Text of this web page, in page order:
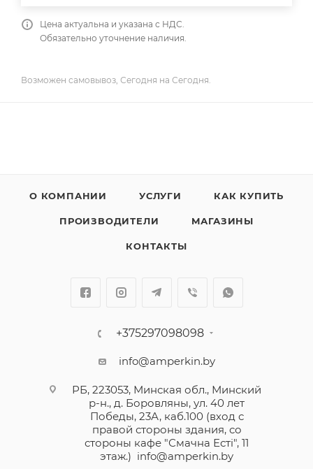
Цена актуальна и указана с НДС.
Обязательно уточнение наличия.
Возможен самовывоз, Сегодня на Сегодня.
О КОМПАНИИ УСЛУГИ КАК КУПИТЬ
ПРОИЗВОДИТЕЛИ МАГАЗИНЫ
КОНТАКТЫ
+375297098098
info@amperkin.by
РБ, 223053, Минская обл., Минский
р-н., д. Боровляны, ул. 40 лет
Победы, 23А, каб.100 (вход с
правой стороны здания, со
стороны кафе "Смачна Естi", 11
этаж.) info@amperkin.by